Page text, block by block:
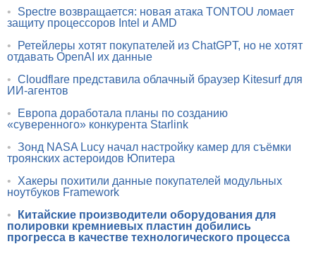
•
Spectre возвращается: новая атака TONTOU ломает
защиту процессоров Intel и AMD
•
Ретейлеры хотят покупателей из ChatGPT, но не хотят
отдавать OpenAI их данные
• Cloudflare представила облачный браузер Kitesurf для
ИИ-агентов
•
Европа доработала планы по созданию
«суверенного» конкурента Starlink
• Зонд NASA Lucy начал настройку камер для съёмки
троянских астероидов Юпитера
•
Хакеры похитили данные покупателей модульных
ноутбуков Framework
•
Китайские производители оборудования для
полировки кремниевых пластин добились
прогресса в качестве технологического процесса